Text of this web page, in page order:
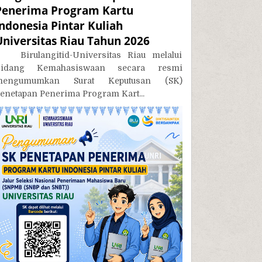
Program Kartu
Pintar Kuliah
Riau Tahun 2026
Universitas Riau melalui
Kemahasiswaan secara resmi
Surat Keputusan (SK)
Penerima Program Kart...